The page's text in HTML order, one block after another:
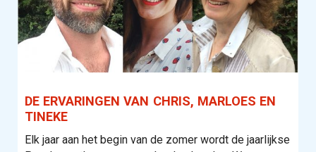
DE ERVARINGEN VAN CHRIS, MARLOES EN
TINEKE
Elk jaar aan het begin van de zomer wordt de jaarlijkse